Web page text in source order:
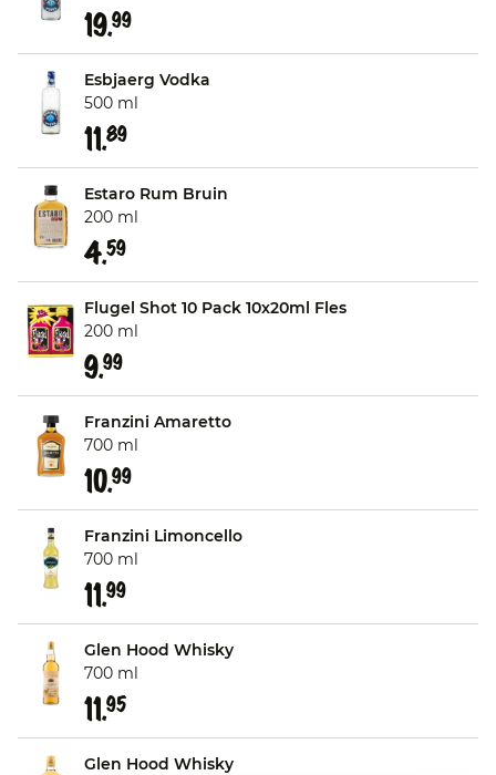
19.99
Esbjaerg Vodka
500 ml
11.89
Estaro Rum Bruin
200 ml
4.59
Flugel Shot 10 Pack 10x20ml Fles
200 ml
9.99
Franzini Amaretto
700 ml
10.99
Franzini Limoncello
700 ml
11.99
Glen Hood Whisky
700 ml
11.95
Glen Hood Whisky